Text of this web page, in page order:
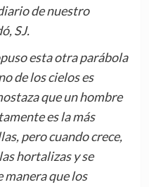
de nuestro
SJ.
esta otra parábola
de los cielos es
que un hombre
es la más
pero cuando crece,
hortalizas y se
manera que los